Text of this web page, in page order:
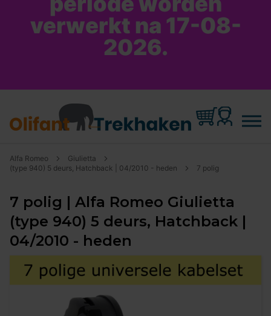
verwerkt na 17-08-
2026.
Alfa Romeo
Giulietta
(type 940) 5 deurs, Hatchback | 04/2010 - heden
7 polig
7 polig | Alfa Romeo Giulietta
(type 940) 5 deurs, Hatchback |
04/2010 - heden